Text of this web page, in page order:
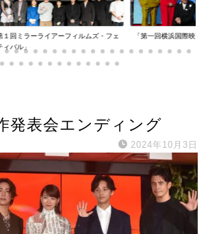
１回ミラーライアーフィルムズ・フェ
ィバル」
「第一回横浜国際映画
発表会エンディング
2024年10月3日